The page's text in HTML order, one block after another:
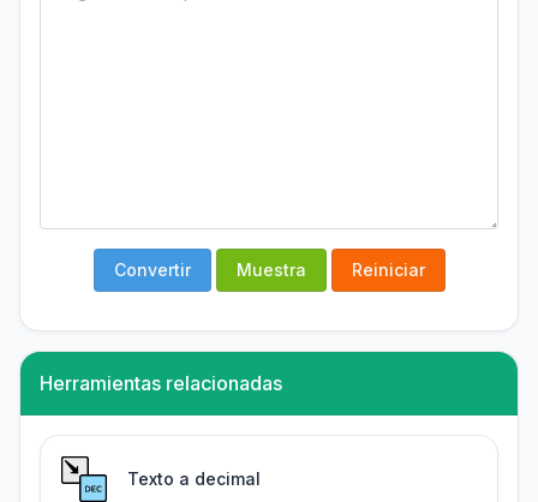
Convertir Muestra Reiniciar
Herramientas relacionadas
Texto a decimal